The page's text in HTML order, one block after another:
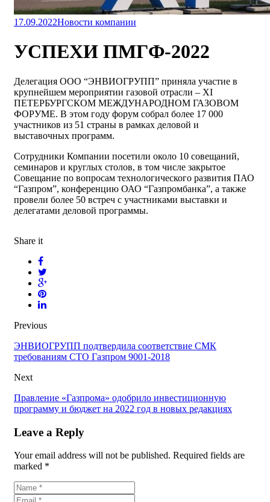
17.09.2022Новости компании
УСПЕХИ ПМГФ-2022
Делегация ООО “ЭНВИОГРУПП” приняла участие в
крупнейшем мероприятии газовой отрасли – XI
ПЕТЕРБУРГСКОМ МЕЖДУНАРОДНОМ ГАЗОВОМ
ФОРУМЕ. В этом году форум собрал более 17 000
участников из 51 страны в рамках деловой и
выставочных программ.
Сотрудники Компании посетили около 10 совещаний,
семинаров и круглых столов, в том числе закрытое
Совещание по вопросам технологического развития ПАО
“Газпром”, конференцию ОАО “Газпромбанка”, а также
провели более 50 встреч с участниками выставки и
делегатами деловой программы.
Share it
Previous
ЭНВИОГРУПП подтвердила соответствие СМК
требованиям СТО Газпром 9001-2018
Next
Правление «Газпрома» одобрило инвестиционную
программу и бюджет на 2022 год в новых редакциях
Leave a Reply
Your email address will not be published. Required fields are
marked *